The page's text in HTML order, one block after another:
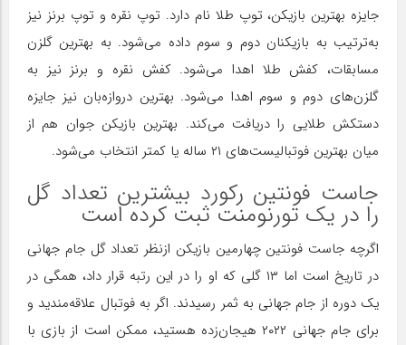
جایزه بهترین بازیکن، توپ طلا نام دارد. توپ نقره و توپ برنز نیز
به‌ترتیب به بازیکنان دوم و سوم داده می‌شود. به بهترین گلزن
مسابقات، کفش طلا اهدا می‌شود. کفش نقره و برنز نیز به
گلزن‌های دوم و سوم اهدا می‌شود. بهترین دروازه‌بان نیز جایزه
دستکش طلایی را دریافت می‌کند. بهترین بازیکن جوان هم از
میان بهترین فوتبالیست‌های ۲۱ ساله یا کمتر انتخاب می‌شود.
جاست فونتین رکورد بیشترین تعداد گل
را در یک تورنومنت ثبت کرده است
اگرچه جاست فونتین چهارمین بازیکن ازنظر تعداد گل جام جهانی
در تاریخ است اما ۱۳ گلی که او را در این رتبه قرار داد، همگی در
یک دوره از جام جهانی به ثمر رسیدند. اگر به فوتبال علاقه‌مندید و
برای جام جهانی ۲۰۲۲ هیجان‌زده هستید، ممکن است از بازی با